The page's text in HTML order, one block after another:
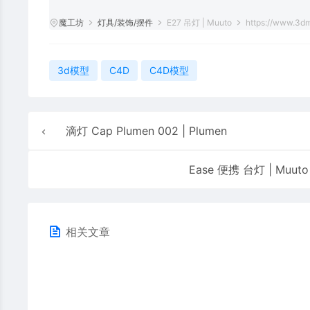
魔工坊 灯具/装饰/摆件 E27 吊灯 | Muuto https://
3d模型 C4D C4D模型
滴灯 Cap Plumen 002 | Plumen
Ease 便携 台灯 | Muuto
相关文章